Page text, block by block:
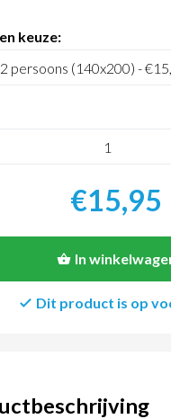
keuze:
€15,95
In
Dit product is op